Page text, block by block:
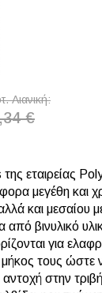
Λιανική
€
εταιρείας
μεγέθη και
και μεσαίου
από βινυλικό
για
τους ώστε
στην